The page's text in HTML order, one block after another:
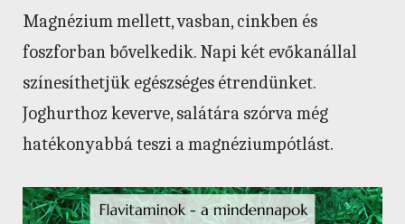
Magnézium mellett, vasban, cinkben és
foszforban bővelkedik. Napi két evőkanállal
színesíthetjük egészséges étrendünket.
Joghurthoz keverve, salátára szórva még
hatékonyabbá teszi a magnéziumpótlást.